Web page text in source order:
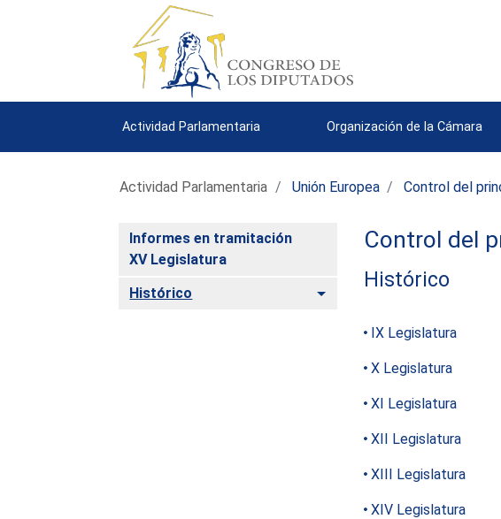
Actividad Parlamentaria Organización de la Cámara
Actividad Parlamentaria Unión Europea Control del
Informes en tramitación
XV Legislatura
Histórico
Alternar
Control del
Histórico
IX Legislatura
X Legislatura
XI Legislatura
XII Legislatura
XIII Legislatura
XIV Legislatura